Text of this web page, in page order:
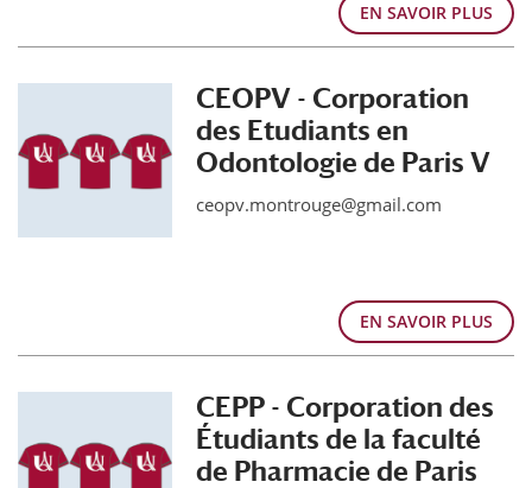
EN SAVOIR PLUS
CEOPV - Corporation
des Etudiants en
Odontologie de Paris V
ceopv.montrouge@gmail.com
EN SAVOIR PLUS
CEPP - Corporation des
Étudiants de la faculté
de Pharmacie de Paris